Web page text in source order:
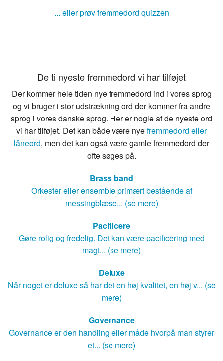
... eller prøv fremmedord quizzen
De ti nyeste fremmedord vi har tilføjet
Der kommer hele tiden nye fremmedord ind i vores sprog
og vi bruger i stor udstrækning ord der kommer fra andre
sprog i vores danske sprog. Her er nogle af de nyeste ord
vi har tilføjet. Det kan både være nyefremmedord eller
låneord, men det kan også være gamle fremmedord der
ofte søges på.
Brass band
Orkester eller ensemble primært bestående af
messingblæse... (se mere)
Pacificere
Gøre rolig og fredelig. Det kan være pacificering med
magt... (se mere)
Deluxe
Når noget er deluxe så har det en høj kvalitet, en høj v... (se
mere)
Governance
Governance er den handling eller måde hvorpå man styrer
et... (se mere)